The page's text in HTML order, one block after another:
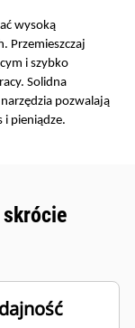
wysoką
Przemieszczaj
i szybko
Solidna
pozwalają
i pieniądze.